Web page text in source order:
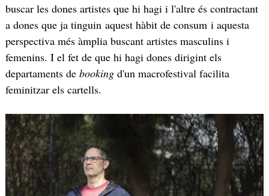
buscar les dones artistes que hi hagi i l'altre és contractant
a dones que ja tinguin aquest hàbit de consum i aquesta
perspectiva més àmplia buscant artistes masculins i
femenins. I el fet de que hi hagi dones dirigint els
departaments de bookingd'un macrofestival facilita
feminitzar els cartells.